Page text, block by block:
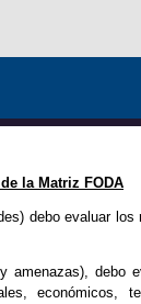
la Matriz FODA
debo evaluar
amenazas), debo
económicos,